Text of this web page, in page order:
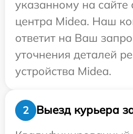
указанному на сайте
центра Midea. Наш
ответит на Ваш
уточнения деталей
устройства Midea.
2
Выезд курьера